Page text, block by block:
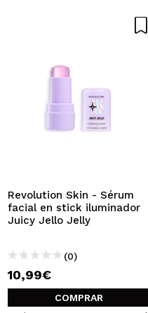
Revolution Skin - Sérum
facial en stick iluminador
Juicy Jello Jelly
(0)
10,99€
COMPRAR